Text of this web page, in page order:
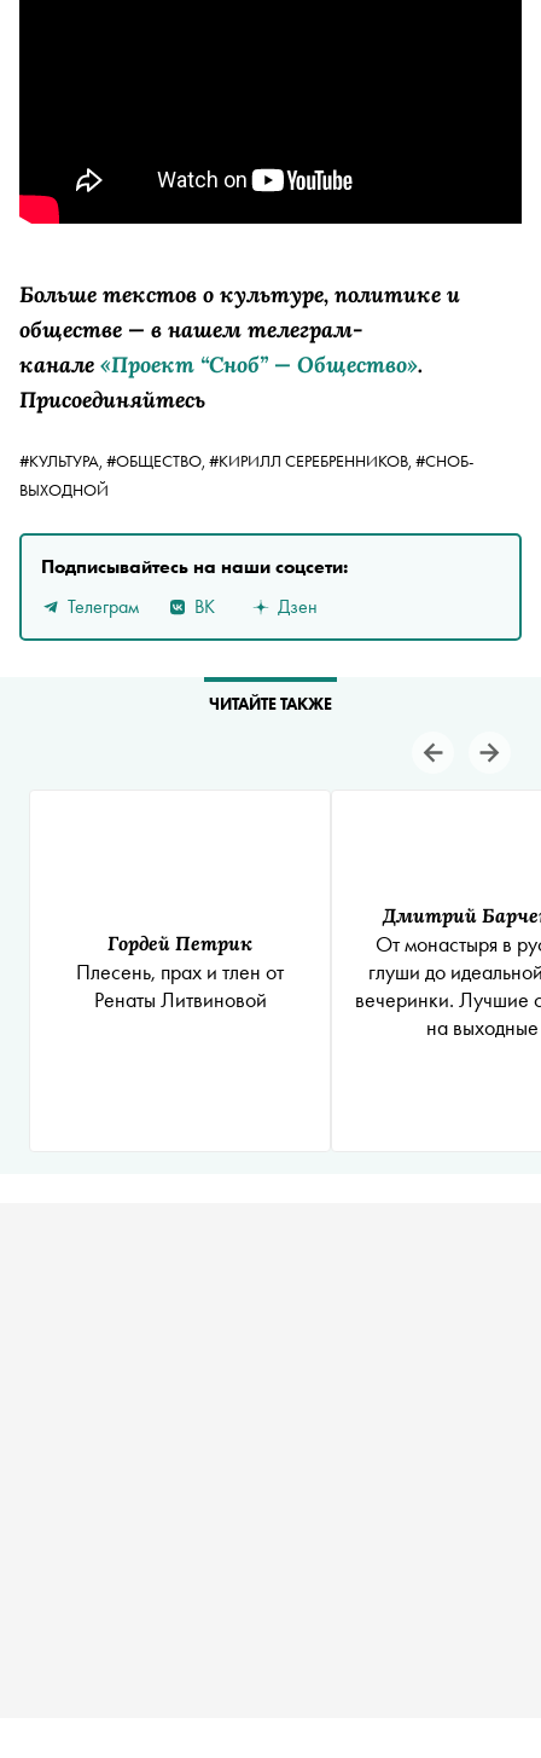
Больше текстов о культуре, политике и
обществе — в нашем телеграм-
канале «Проект “Сноб” — Общество».
Присоединяйтесь
#КУЛЬТУРА, #ОБЩЕСТВО, #КИРИЛЛ СЕРЕБРЕННИКОВ, #СНОБ-
ВЫХОДНОЙ
Подписывайтесь на наши соцсети:
Телеграм
ВК Дзен
ЧИТАЙТЕ ТАКЖЕ
Гордей Петрик
Плесень, прах и тлен от
Ренаты Литвиновой
Дмитрий
От монастыря в
глуши до
вечеринки. Лучшие
на выходные